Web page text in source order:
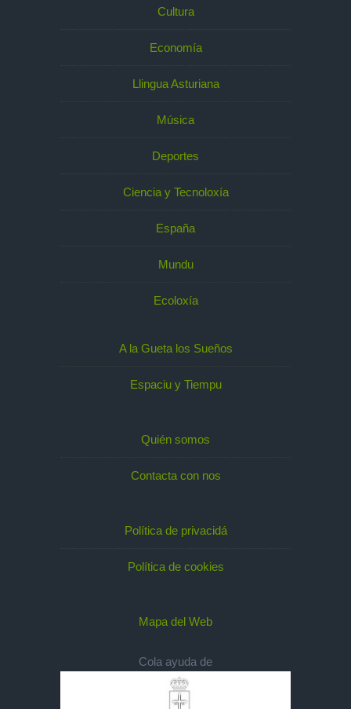
Cultura
Economía
Llingua Asturiana
Música
Deportes
Ciencia y Tecnoloxía
España
Mundu
Ecoloxía
A la Gueta los Sueños
Espaciu y Tiempu
Quién somos
Contacta con nos
Política de privacidá
Política de cookies
Mapa del Web
Cola ayuda de